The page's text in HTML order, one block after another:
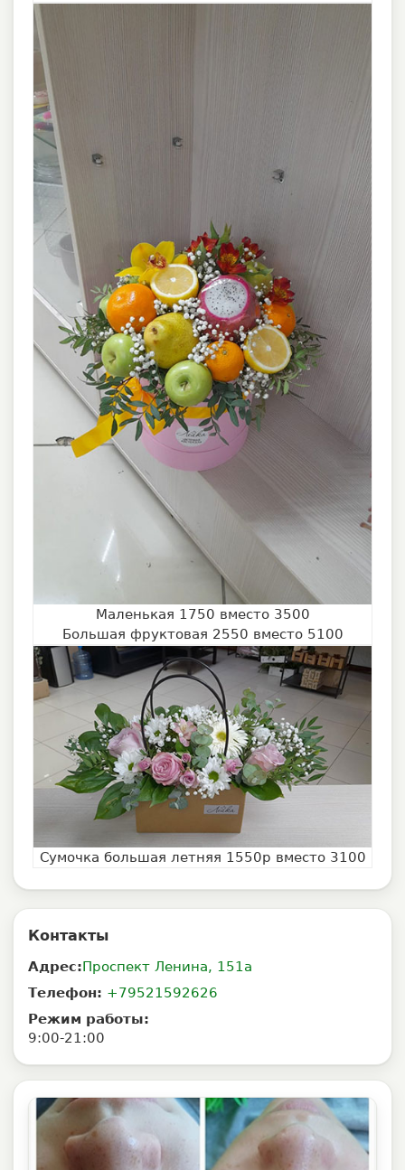
Маленькая 1750 вместо 3500
Большая фруктовая 2550 вместо 5100
Сумочка большая летняя 1550р вместо 3100
Контакты
Адрес: Проспект Ленина, 151а
Телефон: +79521592626
Режим работы:
9:00-21:00